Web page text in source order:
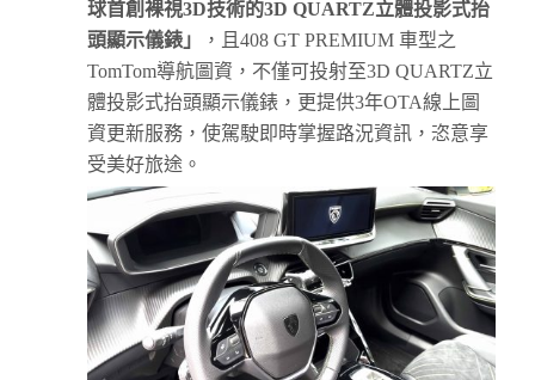
球首創裸視3D技術的3D QUARTZ立體投影式抬
頭顯示儀錶 」
，且408 GT PREMIUM 車型之
TomTom導航圖資，不僅可投射至3D QUARTZ立
體投影式抬頭顯示儀錶，更提供3年OTA線上圖
資更新服務，使駕駛即時掌握路況資訊，恣意享
受美好旅途。